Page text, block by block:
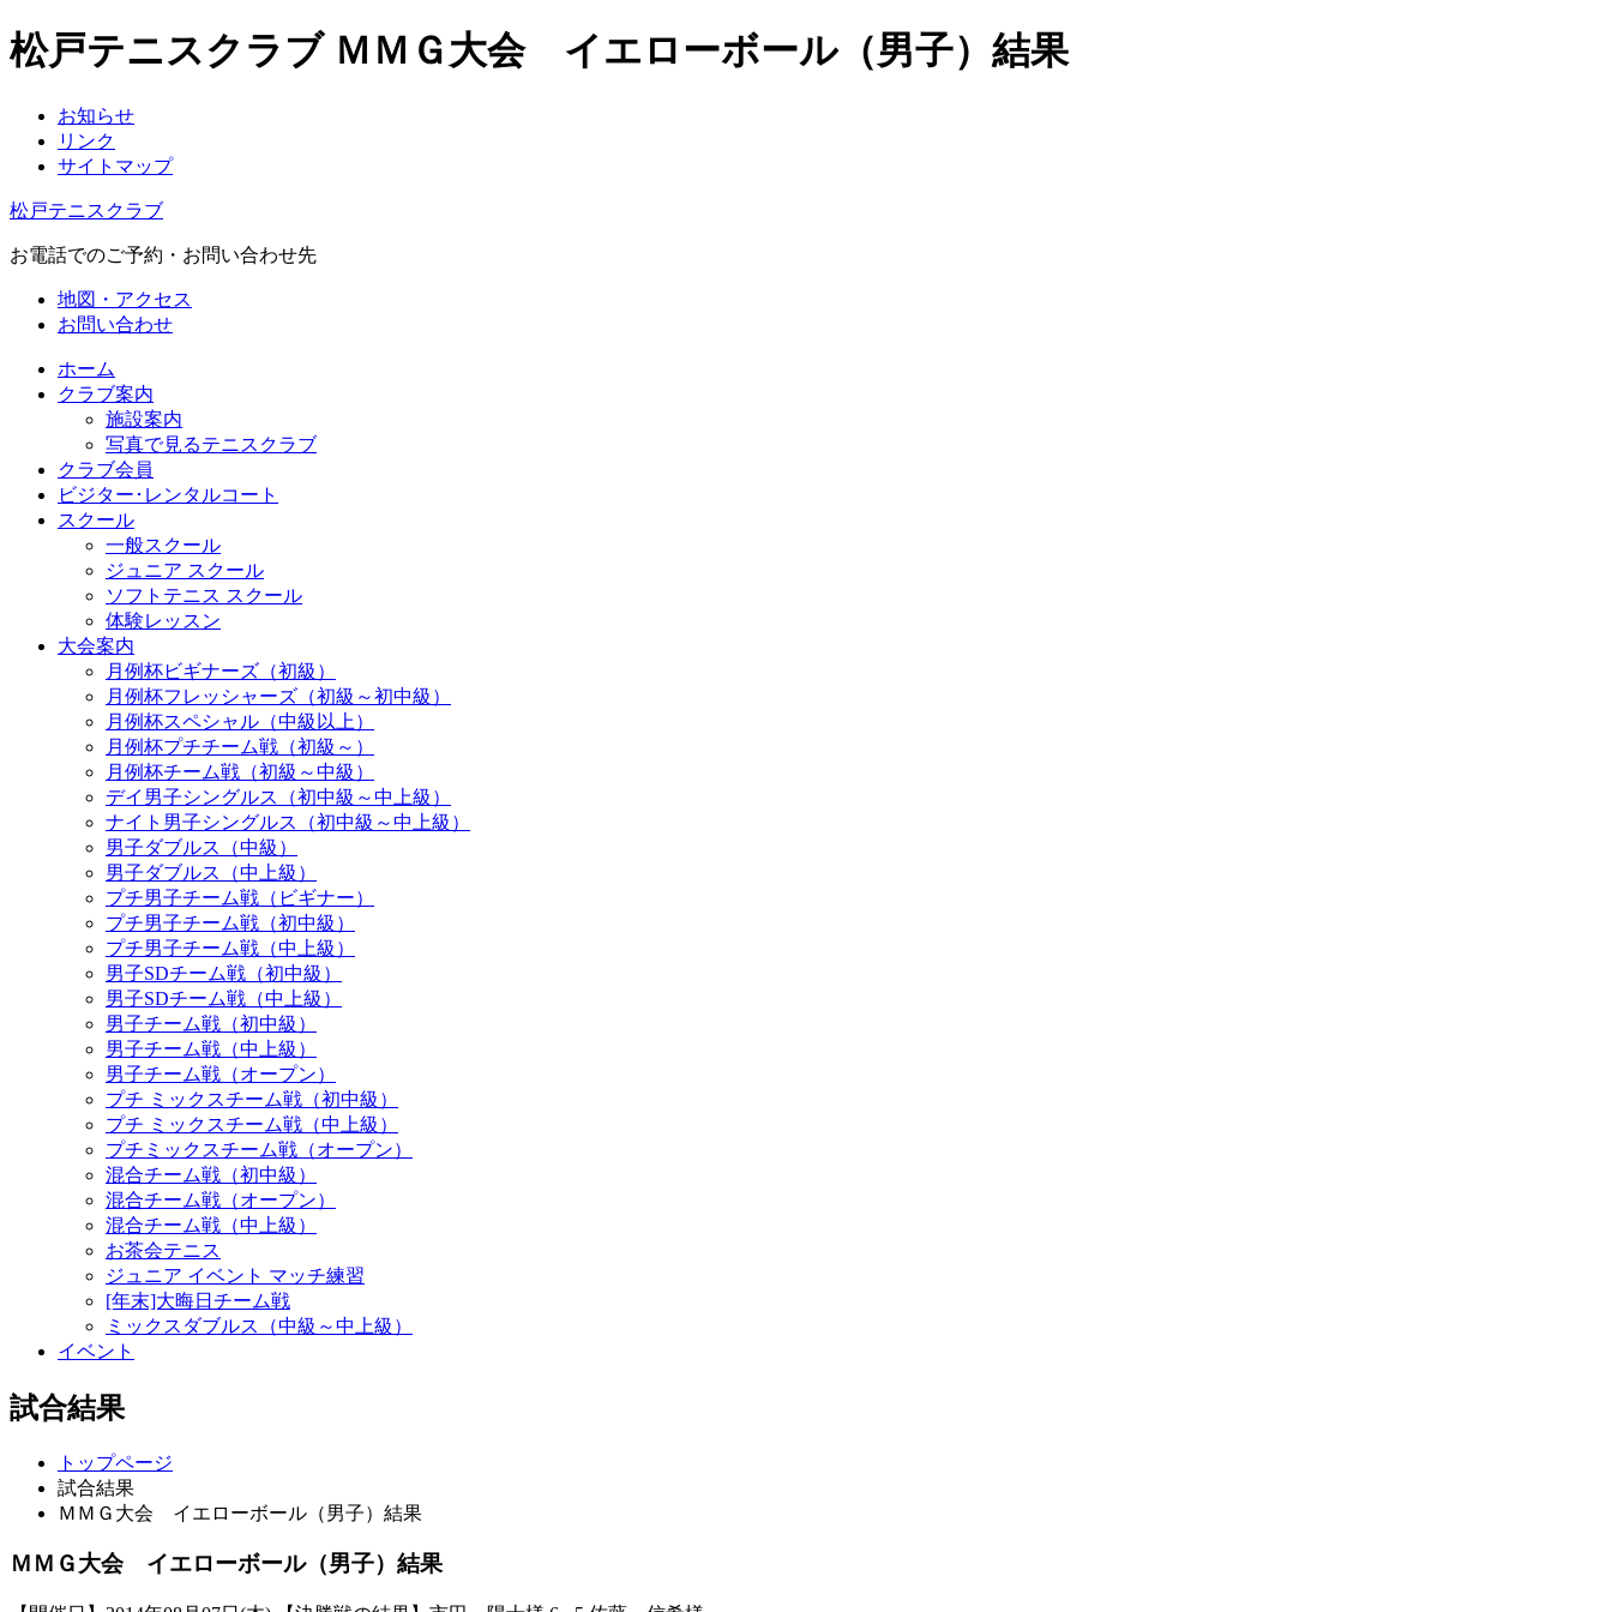
松戸テニスクラブ ＭＭＧ大会 イエローボール（男子）結果
お知らせ
リンク
サイトマップ
松戸テニスクラブ
お電話でのご予約・お問い合わせ先
地図・アクセス
お問い合わせ
ホーム
クラブ案内
施設案内
写真で見るテニスクラブ
クラブ会員
ビジター･レンタルコート
スクール
一般スクール
ジュニア スクール
ソフトテニス スクール
体験レッスン
大会案内
月例杯ビギナーズ（初級）
月例杯フレッシャーズ（初級～初中級）
月例杯スペシャル（中級以上）
月例杯プチチーム戦（初級～）
月例杯チーム戦（初級～中級）
デイ男子シングルス（初中級～中上級）
ナイト男子シングルス（初中級～中上級）
男子ダブルス（中級）
男子ダブルス（中上級）
プチ男子チーム戦（ビギナー）
プチ男子チーム戦（初中級）
プチ男子チーム戦（中上級）
男子SDチーム戦（初中級）
男子SDチーム戦（中上級）
男子チーム戦（初中級）
男子チーム戦（中上級）
男子チーム戦（オープン）
プチ ミックスチーム戦（初中級）
プチ ミックスチーム戦（中上級）
プチミックスチーム戦（オープン）
混合チーム戦（初中級）
混合チーム戦（オープン）
混合チーム戦（中上級）
お茶会テニス
ジュニア イベント マッチ練習
[年末]大晦日チーム戦
ミックスダブルス（中級～中上級）
イベント
試合結果
トップページ
試合結果
ＭＭＧ大会 イエローボール（男子）結果
ＭＭＧ大会 イエローボール（男子）結果